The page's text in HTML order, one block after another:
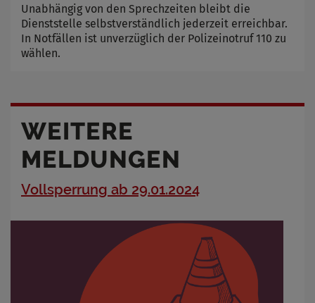
Unabhängig von den Sprechzeiten bleibt die
Dienststelle selbstverständlich jederzeit erreichbar.
In Notfällen ist unverzüglich der Polizeinotruf 110 zu
wählen.
WEITERE
MELDUNGEN
Vollsperrung ab 29.01.2024